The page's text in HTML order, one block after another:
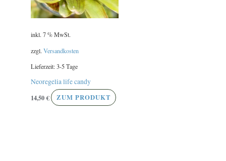
inkl. 7 % MwSt.
zzgl.Versandkosten
Lieferzeit:3-5 Tage
Neoregelia life candy
14,50€ ZUM PRODUKT